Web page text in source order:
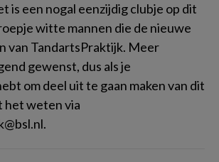
is een nogal eenzijdig clubje op dit
witte mannen die de nieuwe
van TandartsPraktijk. Meer
gewenst, dus als je
om deel uit te gaan maken van dit
het weten via